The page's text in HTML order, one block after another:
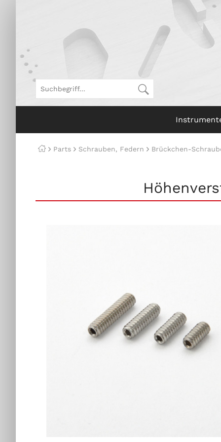
Parts Schrauben, Federn Brückchen-